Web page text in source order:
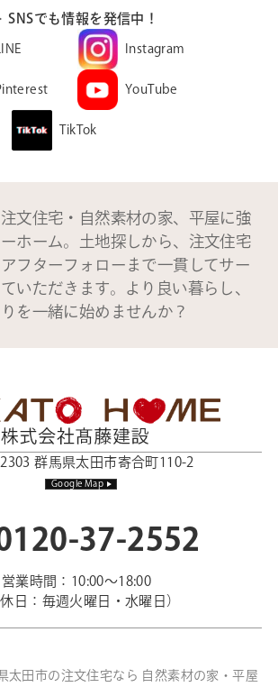
SNSでも情報を発信中！
LINE Instagram
YouTube
TikTok
文住宅・自然素材の家、平屋に強
ホーム。土地探しから、注文住宅
フターフォローまで一貫してサー
いただきます。より良い暮らし、
を一緒に始めませんか？
群馬県太田市寄合町110-2
Google Map
37-2552
営業時間：10:00～18:00
休日：毎週火曜日・水曜日）
太田市の注文住宅なら 自然素材の家・平屋